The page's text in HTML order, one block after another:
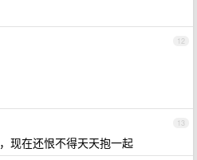
12
13
现在还恨不得天天抱一起